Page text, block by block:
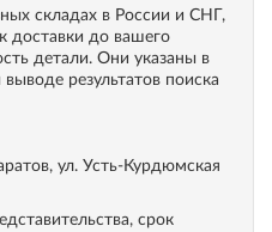
складах в России и СНГ,
доставки до вашего
детали. Они указаны в
результатов поиска
ул. Усть-Курдюмская
срок